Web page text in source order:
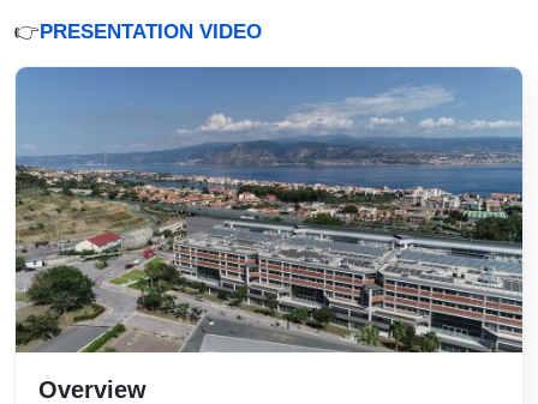
👉PRESENTATION VIDEO
Immagine
Overview